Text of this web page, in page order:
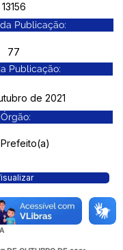
13156
Publicação:
77
Publicação:
de 2021
Órgão:
DE BRASILEIA